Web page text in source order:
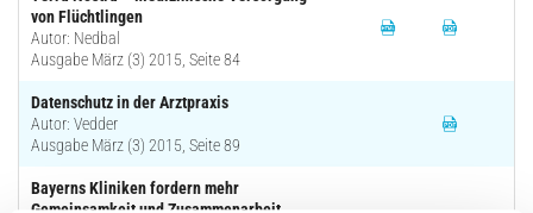
von Flüchtlingen
Autor: Nedbal
Ausgabe März (3) 2015, Seite 84
Datenschutz in der Arztpraxis
Autor: Vedder
Ausgabe März (3) 2015, Seite 89
Bayerns Kliniken fordern mehr